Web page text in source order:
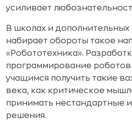
усиливает
В школах и дополнительных
набирает обороты такое
«Робототехника».
программирование роботов
учащимся получить такие
века, как критическое
принимать нестандартные
решения.